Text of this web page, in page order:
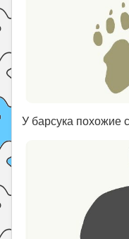
У барсука похожие